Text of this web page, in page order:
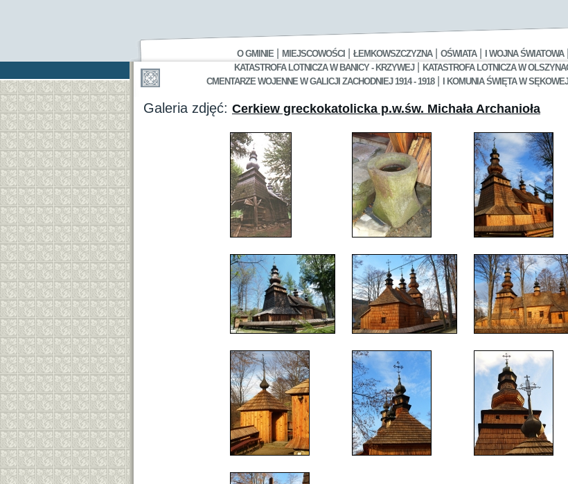
O GMINIE MIEJSCOWOŚCI ŁEMKOWSZCZYZNA| OŚWIATA| I WOJNA ŚWIATOWA|
KATASTROFA LOTNICZA W BANICY - KRZYWEJ| KATASTROFA LOTNICZA W
CMENTARZE WOJENNE W GALICJI ZACHODNIEJ 1914 - 1918| I KOMUNIA ŚWIĘTA W
Galeria zdjęć: Cerkiew greckokatolicka p.w.św. Michała Archanioła